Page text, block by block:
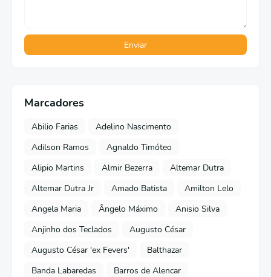
Marcadores
Abilio Farias
Adelino Nascimento
Adilson Ramos
Agnaldo Timóteo
Alipio Martins
Almir Bezerra
Altemar Dutra
Altemar Dutra Jr
Amado Batista
Amilton Lelo
Angela Maria
Ângelo Máximo
Anisio Silva
Anjinho dos Teclados
Augusto César
Augusto César 'ex Fevers'
Balthazar
Banda Labaredas
Barros de Alencar